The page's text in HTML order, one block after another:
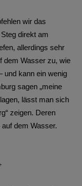
wir das
direkt am
allerdings sehr
dem Wasser zu, wie
und kann ein wenig
sagen „meine
lässt man sich
zeigen. Deren
dem Wasser.